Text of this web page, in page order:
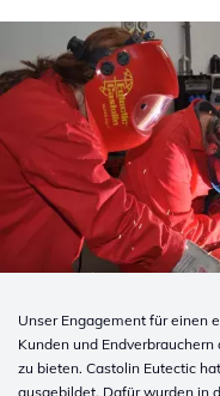
Unser Engagement für einen
Kunden und
zu bieten. Castolin Eutectic
ausgebildet. Dafür wurden in